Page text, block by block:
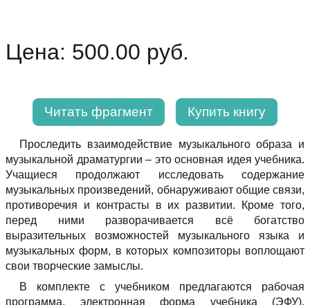
Цена: 500.00 руб.
Читать фрагмент Купить книгу
Проследить взаимодействие музыкального образа и
музыкальной драматургии – это основная идея учебника.
Учащиеся продолжают исследовать содержание
музыкальных произведений, обнаруживают общие связи,
противоречия и контрасты в их развитии. Кроме того,
перед ними разворачивается всё богатство
выразительных возможностей музыкального языка и
музыкальных форм, в которых композиторы воплощают
свои творческие замыслы.
В комплекте с учебником предлагаются рабочая
программа, электронная форма учебника (ЭФУ),